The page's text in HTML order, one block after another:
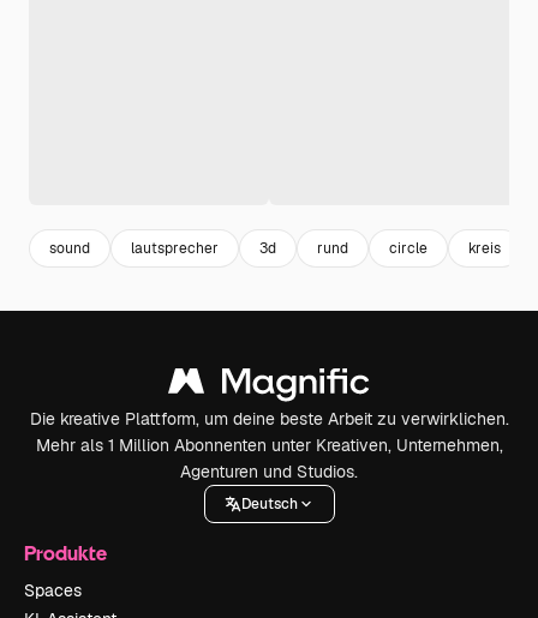
sound lautsprecher 3d rund circle kreis
Die kreative Plattform, um deine beste Arbeit zu verwirklichen.
Mehr als 1 Million Abonnenten unter Kreativen, Unternehmen,
Agenturen und Studios.
Deutsch
Produkte
Spaces